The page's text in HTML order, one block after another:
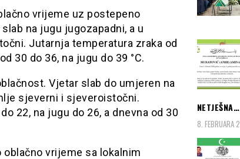
vrijeme uz postepeno
na jugu jugozapadni, a u
Jutarnja temperatura zraka od
30 do 36, na jugu do 39 °C.
Vjetar slab do umjeren na
sjeverni i sjeveroistočni.
22, na jugu do 26, a dnevna od 30
vrijeme sa lokalnim
NETJEŠNA…
8. FEBRUARA